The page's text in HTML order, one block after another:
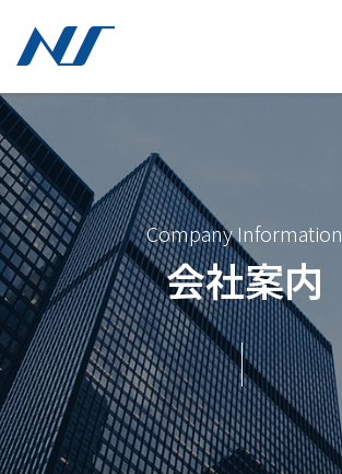
Company Information
会社案内